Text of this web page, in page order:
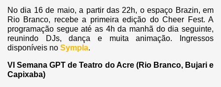
No dia 16 de maio, a partir das 22h, o espaço Brazin, em
Rio Branco, recebe a primeira edição do Cheer Fest. A
programação segue até as 4h da manhã do dia seguinte,
reunindo DJs, dança e muita animação. Ingressos
disponíveis no Sympla.
VI Semana GPT de Teatro do Acre (Rio Branco, Bujari e
Capixaba)